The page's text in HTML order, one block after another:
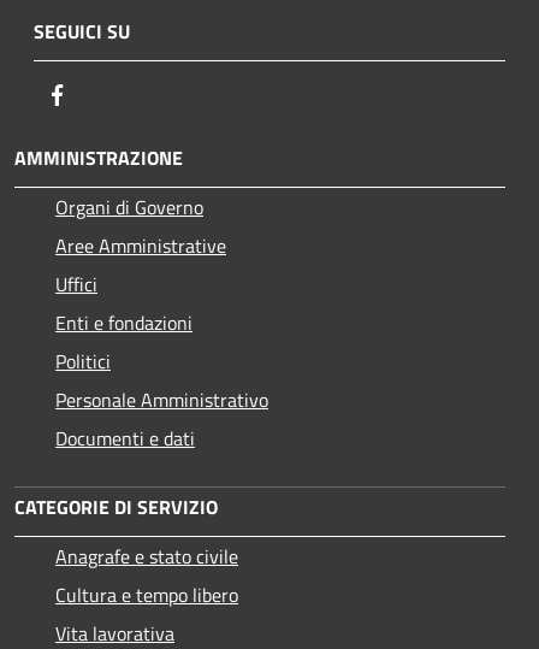
SEGUICI SU
AMMINISTRAZIONE
Organi di Governo
Aree Amministrative
Uffici
Enti e fondazioni
Politici
Personale Amministrativo
Documenti e dati
CATEGORIE DI SERVIZIO
Anagrafe e stato civile
Cultura e tempo libero
Vita lavorativa